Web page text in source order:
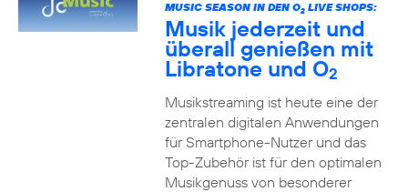
MUSIC SEASON IN DEN O2LIVE SHOPS:
Musik jederzeit und
überall genießen mit
Libratone und O2
Musikstreaming ist heute eine der
zentralen digitalen Anwendungen
für Smartphone-Nutzer und das
Top-Zubehör ist für den optimalen
Musikgenuss von besonderer